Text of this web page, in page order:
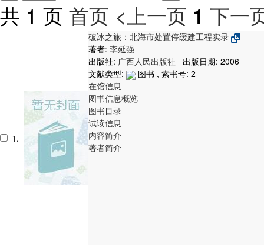
共 1 页 首页 <上一页 1 下一
1.
破冰之旅：北海市处置停缓建工程实录
著者: 李延强
出版社: 广西人民出版社
出版日期: 2006
文献类型:
图书 , 索书号: 2
在馆信息
图书信息概览
图书目录
试读信息
内容简介
著者简介